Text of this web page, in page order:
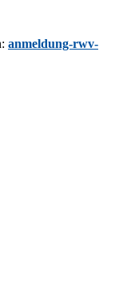
anmeldung-rwv-